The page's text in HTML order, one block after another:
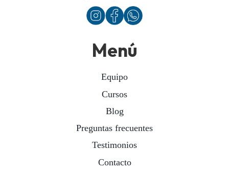
Menú
Equipo
Cursos
Blog
Preguntas frecuentes
Testimonios
Contacto